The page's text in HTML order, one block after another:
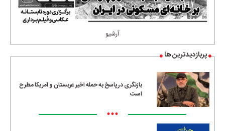
آرشیو
پربازدیدترین ها
بازنگری در پاسخ به حمله اخیر عربستان و آمریکا مطرح
است
•••